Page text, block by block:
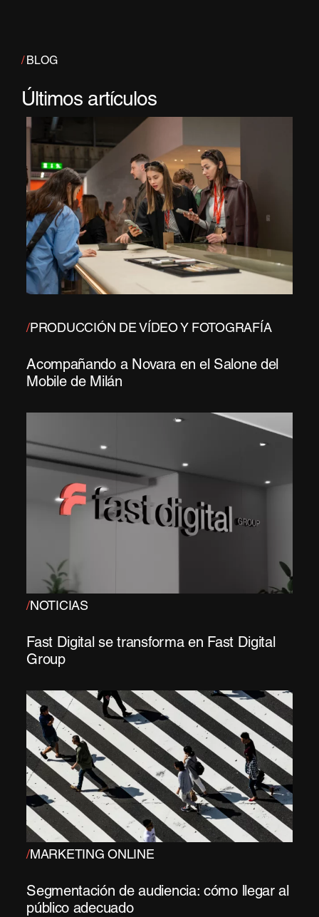
/BLOG
Últimos artículos
/PRODUCCIÓN DE VÍDEO Y FOTOGRAFÍA
Acompañando a Novara en el Salone del
Mobile de Milán
/NOTICIAS
Fast Digital se transforma en Fast Digital
Group
/MARKETING ONLINE
Segmentación de audiencia: cómo llegar al
público adecuado